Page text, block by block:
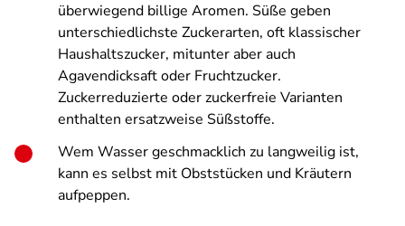
überwiegend billige Aromen. Süße geben
unterschiedlichste Zuckerarten, oft klassischer
Haushaltszucker, mitunter aber auch
Agavendicksaft oder Fruchtzucker.
Zuckerreduzierte oder zuckerfreie Varianten
enthalten ersatzweise Süßstoffe.
Wem Wasser geschmacklich zu langweilig ist,
kann es selbst mit Obststücken und Kräutern
aufpeppen.